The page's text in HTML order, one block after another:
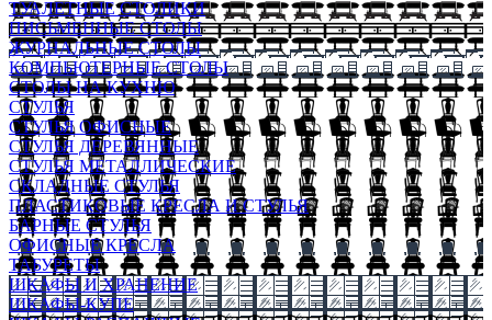
ТУАЛЕТНЫЕ СТОЛИКИ
ПИСЬМЕННЫЕ СТОЛЫ
ЖУРНАЛЬНЫЕ СТОЛЫ
КОМПЬЮТЕРНЫЕ СТОЛЫ
СТОЛЫ НА КУХНЮ
СТУЛЬЯ
СТУЛЬЯ ОФИСНЫЕ
СТУЛЬЯ ДЕРЕВЯННЫЕ
СТУЛЬЯ МЕТАЛЛИЧЕСКИЕ
СКЛАДНЫЕ СТУЛЬЯ
ПЛАСТИКОВЫЕ КРЕСЛА И СТУЛЬЯ
БАРНЫЕ СТУЛЬЯ
ОФИСНЫЕ КРЕСЛА
ТАБУРЕТЫ
ШКАФЫ И ХРАНЕНИЕ
ШКАФЫ-КУПЕ